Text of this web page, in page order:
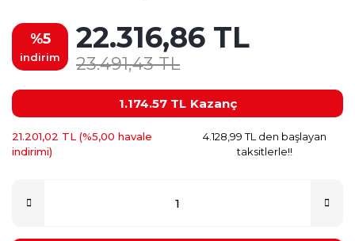
%5
indirim
22.316,86 TL
23.491,43 TL
1.174.57 TL Kazanç
21.201,02 TL (%5,00 havale
indirimi)
4.128,99 TL den başlayan
taksitlerle!!